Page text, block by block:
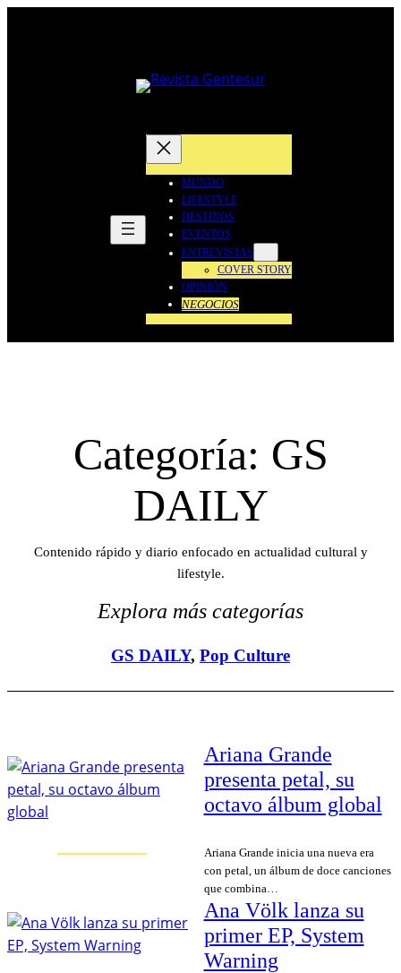
MUNDO
LIFESTYLE
DESTINOS
EVENTOS
ENTREVISTAS
COVER STORY
OPINIÓN
NEGOCIOS
Categoría: GS
DAILY
Contenido rápido y diario enfocado en actualidad cultural y
lifestyle.
Explora más categorías
GS DAILY, Pop Culture
Ariana Grande
presenta petal, su
octavo álbum global
Ariana Grande inicia una nueva era
con petal, un álbum de doce canciones
que combina…
Ana Völk lanza su
primer EP, System
Warning